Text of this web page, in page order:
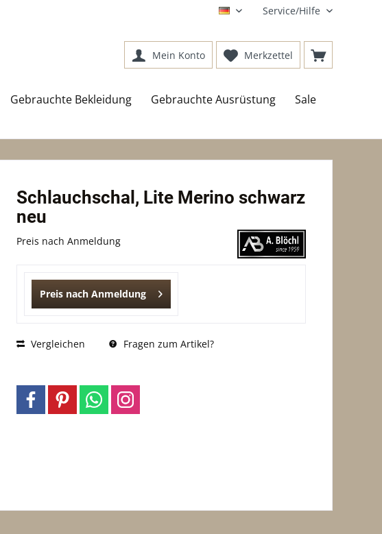
DE Service/Hilfe
Merkzettel
Mein Konto
Gebrauchte Bekleidung Gebrauchte Ausrüstung Sale
Schlauchschal, Lite Merino schwarz
neu
Preis nach Anmeldung
Preis nach Anmeldung
Vergleichen Fragen zum Artikel?